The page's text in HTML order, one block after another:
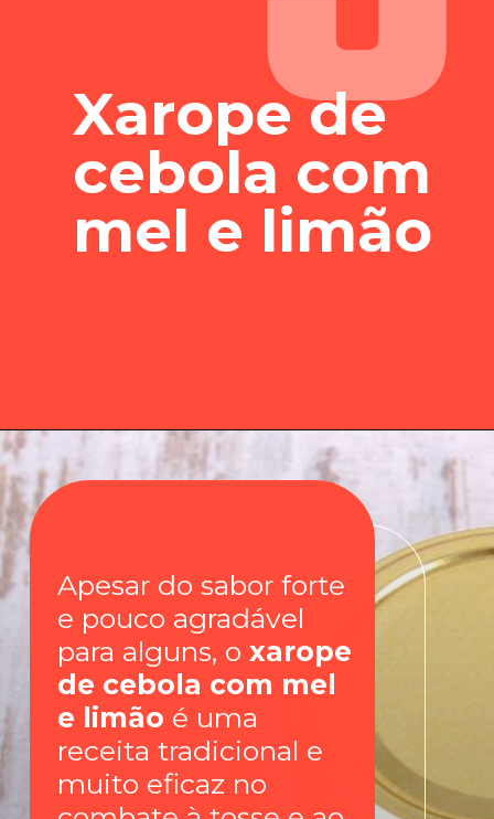
Xarope de
cebola com
mel e limão
Apesar do sabor forte
e pouco agradável
para alguns, oxarope
de cebola com mel
e limão é uma
receita tradicional e
muito eficaz no